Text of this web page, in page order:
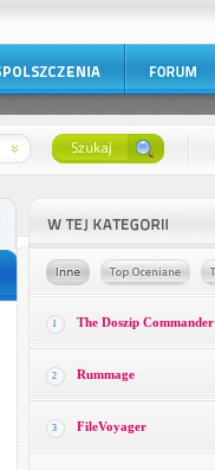
1 The Doszip Commander
2 Rummage
3 FileVoyager